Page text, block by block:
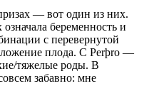
— вот один из них.
беременность и
с перевернутой
плода. С Perþro —
тяжелые роды. В
забавно: мне